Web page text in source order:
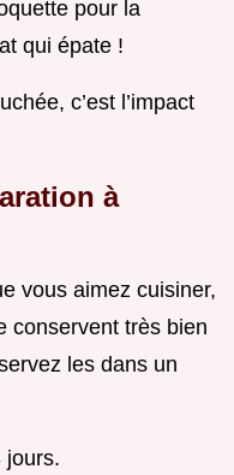
pour la
qui épate !
c’est l’impact
à
vous aimez cuisiner,
conservent très bien
les dans un
jours.